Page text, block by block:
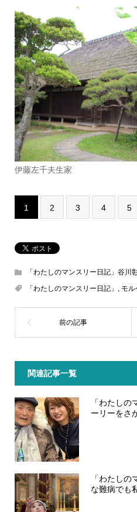
伊藤左千夫生家
1 2 3 4 5
「わたしのマンスリー日記」谷川
「わたしのマンスリー日記」
モル
関連記事一覧
「わたし
ーリーをさ
「わたし
な難病でも